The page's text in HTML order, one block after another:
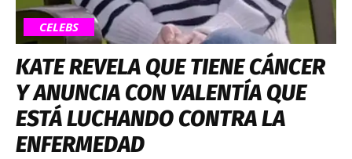
CELEBS
KATE REVELA QUE TIENE CÁNCER
Y ANUNCIA CON VALENTÍA QUE
ESTÁ LUCHANDO CONTRA LA
ENFERMEDAD